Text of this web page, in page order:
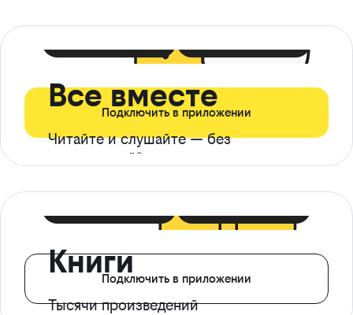
Все вместе
Читайте и слушайте — без
ограничений*
Подключить в приложении
Книги
Тысячи произведений
Подключить в приложении